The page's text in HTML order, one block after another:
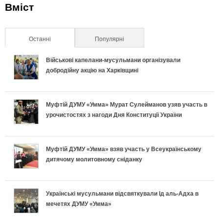
Вміст
Останні (активна вкладка)Популярні
Військові капелани-мусульмани організували
добродійну акцію на Харківщині
Муфтій ДУМУ «Умма» Мурат Сулейманов узяв участь в
урочистостях з нагоди Дня Конституції України
Муфтій ДУМУ «Умма» взяв участь у Всеукраїнському
дитячому молитовному сніданку
Українські мусульмани відсвяткували Ід аль-Адха в
мечетях ДУМУ «Умма»